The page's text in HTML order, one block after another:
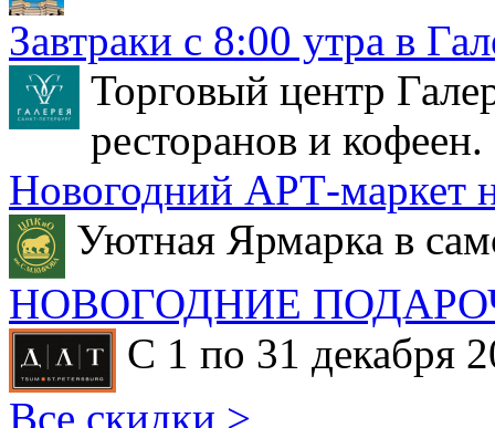
Завтраки с 8:00 утра в
Торговый центр
ресторанов и кофеен.
Новогодний АРТ-маркет
Уютная Ярмарка в
НОВОГОДНИЕ
С 1 по 31 декабря
Все скидки >